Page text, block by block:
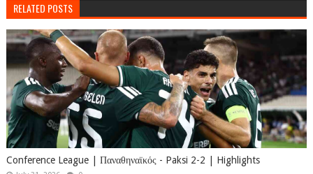
RELATED POSTS
Conference League | Παναθηναϊκός - Paksi 2-2 | Highlights